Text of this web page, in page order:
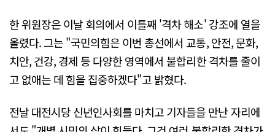
한 위원장은 이날 회의에서 이틀째 '격차 해소' 강조에 열을
올렸다. 그는 "국민의힘은 이번 총선에서 교통, 안전, 문화,
치안, 건강, 경제 등 다양한 영역에서 불합리한 격차를 줄이
고 없애는 데 힘을 집중하겠다"고 밝혔다.
전날 대전시당 신년인사회를 마치고 기자들을 만난 자리에